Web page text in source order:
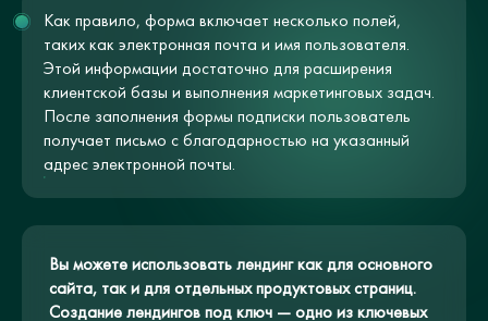
Как правило, форма включает несколько полей,
таких как электронная почта и имя пользователя.
Этой информации достаточно для расширения
клиентской базы и выполнения маркетинговых задач.
После заполнения формы подписки пользователь
получает письмо с благодарностью на указанный
адрес электронной почты.
Вы можете использовать лендинг как для основного
сайта, так и для отдельных продуктовых страниц.
Создание лендингов под ключ — одно из ключевых